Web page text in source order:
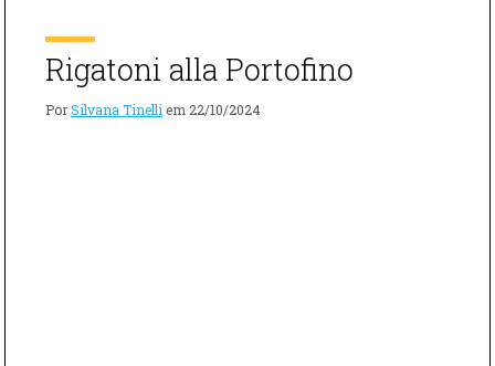
Rigatoni alla Portofino
PorSilvana Tinelli em 22/10/2024